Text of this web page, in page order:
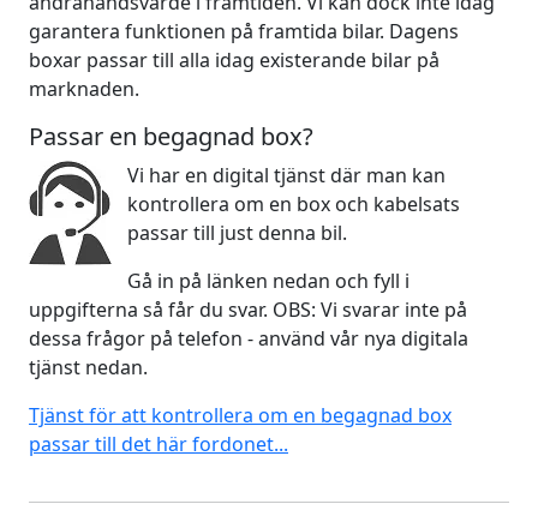
garantera funktionen på framtida bilar. Dagens
boxar passar till alla idag existerande bilar på
marknaden.
Passar en begagnad box?
Vi har en digital tjänst där man kan
kontrollera om en box och kabelsats
passar till just denna bil.
Gå in på länken nedan och fyll i
uppgifterna så får du svar. OBS: Vi svarar inte på
dessa frågor på telefon - använd vår nya digitala
tjänst nedan.
Tjänst för att kontrollera om en begagnad box
passar till det här fordonet...